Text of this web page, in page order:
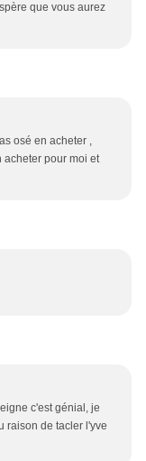
que vous aurez
osé en acheter ,
acheter pour moi et
c'est génial, je
raison de tacler l'yve